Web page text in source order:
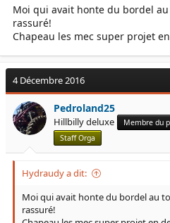
Moi qui avait honte du bordel
rassuré!
Chapeau les mec super projet
4 Décembre 2016
Pedroland25
Hillbilly deluxe Membre du
Staff Orga
Hydraudy a dit:
Moi qui avait honte du bordel au
rassuré!